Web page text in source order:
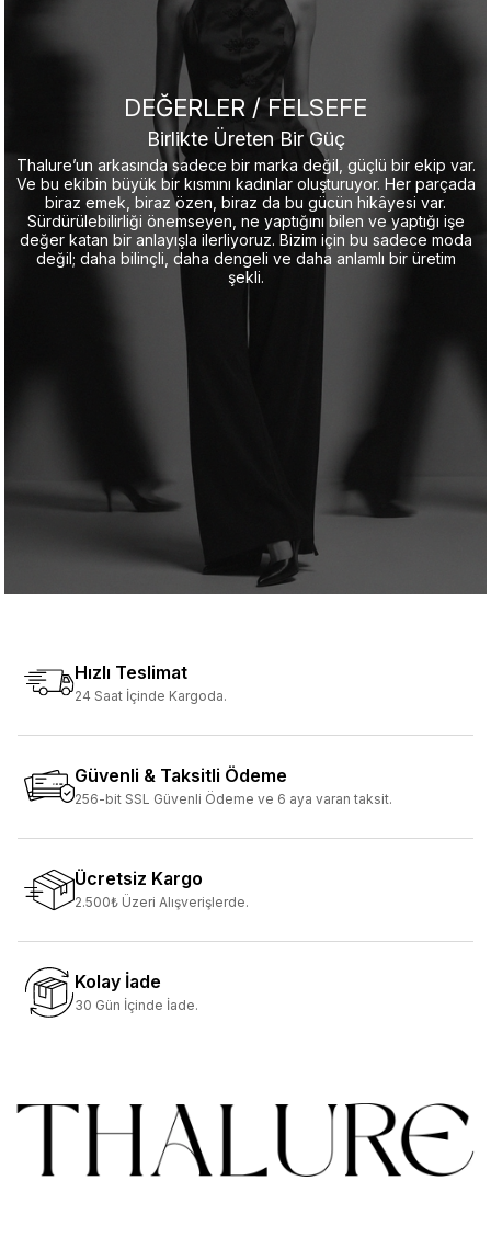
DEĞERLER / FELSEFE
Birlikte Üreten Bir Güç
Thalure’un arkasında sadece bir marka değil, güçlü bir ekip var.
Ve bu ekibin büyük bir kısmını kadınlar oluşturuyor. Her parçada
biraz emek, biraz özen, biraz da bu gücün hikâyesi var.
Sürdürülebilirliği önemseyen, ne yaptığını bilen ve yaptığı işe
değer katan bir anlayışla ilerliyoruz. Bizim için bu sadece moda
değil; daha bilinçli, daha dengeli ve daha anlamlı bir üretim
şekli.
Hızlı Teslimat
24 Saat İçinde Kargoda.
Güvenli & Taksitli Ödeme
256-bit SSL Güvenli Ödeme ve 6 aya varan taksit.
Ücretsiz Kargo
2.500₺ Üzeri Alışverişlerde.
Kolay İade
30 Gün İçinde İade.